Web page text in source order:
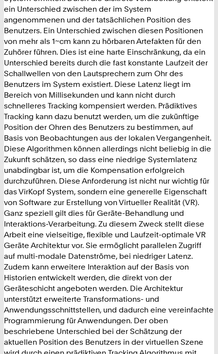
ein Unterschied zwischen der im System
angenommenen und der tatsächlichen Position des
Benutzers. Ein Unterschied zwischen diesen Positionen
von mehr als 1~cm kann zu hörbaren Artefakten für den
Zuhörer führen. Dies ist eine harte Einschränkung, da ein
Unterschied bereits durch die fast konstante Laufzeit der
Schallwellen von den Lautsprechern zum Ohr des
Benutzers im System existiert. Diese Latenz liegt im
Bereich von Millisekunden und kann nicht durch
schnelleres Tracking kompensiert werden. Prädiktives
Tracking kann dazu benutzt werden, um die zukünftige
Position der Ohren des Benutzers zu bestimmen, auf
Basis von Beobachtungen aus der lokalen Vergangenheit.
Diese Algorithmen können allerdings nicht beliebig in die
Zukunft schätzen, so dass eine niedrige Systemlatenz
unabdingbar ist, um die Kompensation erfolgreich
durchzuführen. Diese Anforderung ist nicht nur wichtig für
das VirKopf System, sondern eine generelle Eigenschaft
von Software zur Erstellung von Virtueller Realität (VR).
Ganz speziell gilt dies für Geräte-Behandlung und
Interaktions-Verarbeitung. Zu diesem Zweck stellt diese
Arbeit eine vielseitige, flexible und Laufzeit-optimale VR
Geräte Architektur vor. Sie ermöglicht parallelen Zugriff
auf multi-modale Datenströme, bei niedriger Latenz.
Zudem kann erweitere Interaktion auf der Basis von
Historien entwickelt werden, die direkt von der
Geräteschicht angeboten werden. Die Architektur
unterstützt erweiterte Transformations- und
Anwendungsschnittstellen, und dadurch eine vereinfachte
Programmierung für Anwendungen. Der oben
beschriebene Unterschied bei der Schätzung der
aktuellen Position des Benutzers in der virtuellen Szene